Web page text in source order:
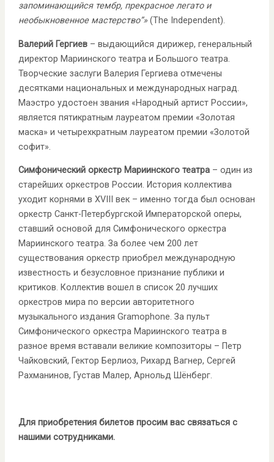
запоминающийся тембр, прекрасное легато и
необыкновенное мастерство”»(The Independent).
Валерий Гергиев – выдающийся дирижер, генеральный
директор Мариинского театра и Большого театра.
Творческие заслуги Валерия Гергиева отмечены
десятками национальных и международных наград.
Маэстро удостоен звания «Народный артист России»,
является пятикратным лауреатом премии «Золотая
маска» и четырехкратным лауреатом премии «Золотой
софит».
Симфонический оркестр Мариинского театра– один из
старейших оркестров России. История коллектива
уходит корнями в XVIII век – именно тогда был основан
оркестр Санкт-Петербургской Императорской оперы,
ставший основой для Симфонического оркестра
Мариинского театра. За более чем 200 лет
существования оркестр приобрел международную
известность и безусловное признание публики и
критиков. Коллектив вошел в список 20 лучших
оркестров мира по версии авторитетного
музыкального издания Gramophone. За пульт
Симфонического оркестра Мариинского театра в
разное время вставали великие композиторы – Петр
Чайковский, Гектор Берлиоз, Рихард Вагнер, Сергей
Рахманинов, Густав Малер, Арнольд Шёнберг.
Для приобретения билетов просим вас связаться с
нашими сотрудниками.